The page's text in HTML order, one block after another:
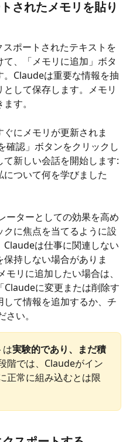
されたメモリを貼り
ポートされたテキストを
、「メモリに追加」ボタ
Claudeは重要な情報を抽
して保存します。メモリ
す。
にメモリが更新されま
確認」ボタンをクリックし
新しい会話を開始します:
について何を学びました
ーターとしての効果を高め
に焦点を当てるように設
は仕事に関連しない
持しない場合がありま
リに追加したい場合は、
Claudeに変更または削除す
て情報を追加するか、チ
い。
は実験的であり、まだ積
階では、 Claudeがイン
正常に組み込むとは限